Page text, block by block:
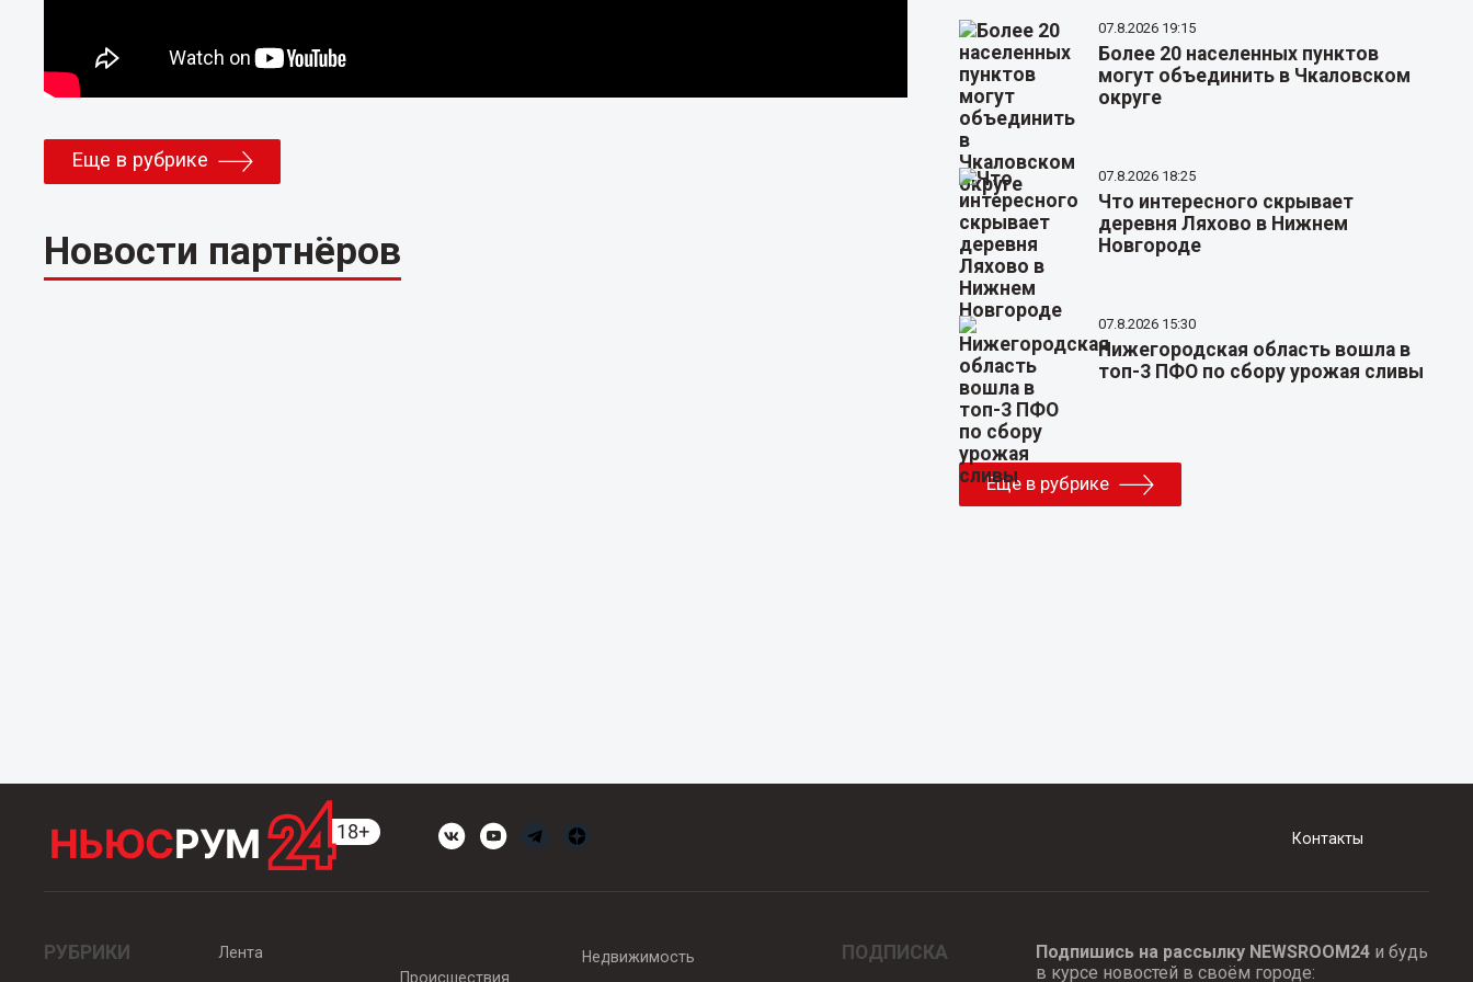
Еще в рубрике
Новости партнёров
07.8.2026 19:15
Более 20 населенных пунктов
могут объединить в Чкаловском
округе
07.8.2026 18:25
Что интересного скрывает
деревня Ляхово в Нижнем
Новгороде
07.8.2026 15:30
Нижегородская область вошла в
топ-3 ПФО по сбору урожая сливы
Еще в рубрике
Контакты
РУБРИКИ
Лента
Происшествия
Недвижимость ПОДПИСКА Подпишись на рассылку NEWSROOM24и будь
в курсе новостей в своём городе: